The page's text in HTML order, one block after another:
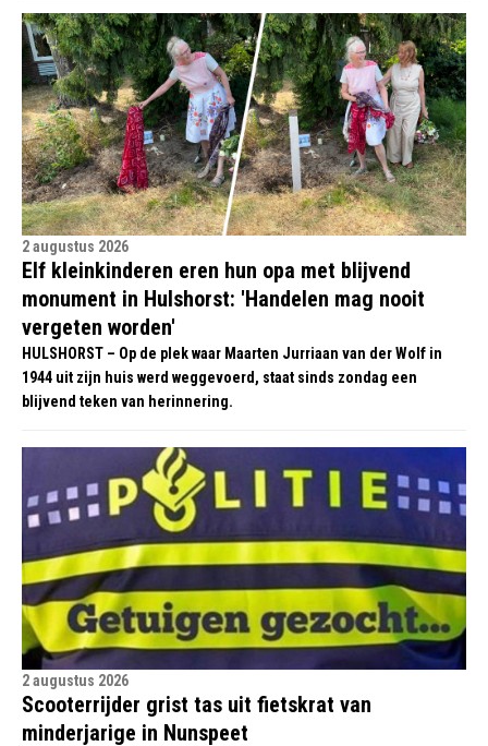
2 augustus 2026
Elf kleinkinderen eren hun opa met blijvend
monument in Hulshorst: 'Handelen mag nooit
vergeten worden'
HULSHORST – Op de plek waar Maarten Jurriaan van der Wolf in
1944 uit zijn huis werd weggevoerd, staat sinds zondag een
blijvend teken van herinnering.
2 augustus 2026
Scooterrijder grist tas uit fietskrat van
minderjarige in Nunspeet